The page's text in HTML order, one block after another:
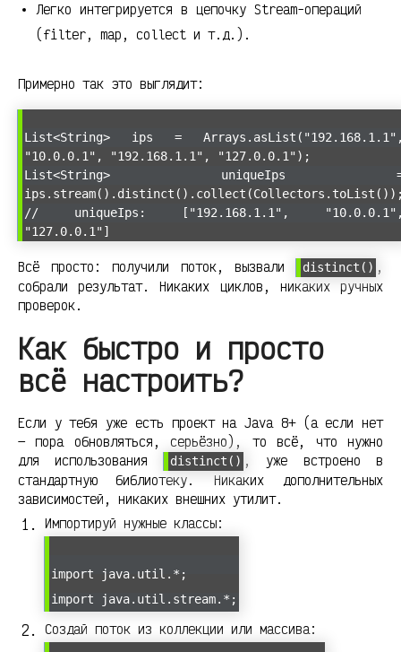
Легко интегрируется в цепочку Stream-операций
(filter, map, collect и т.д.).
Примерно так это выглядит:
List<String> ips =
"10.0.0.1", "192.168.1.1", "127.0.0.1");
List<String> uniqueIps
// uniqueIps: ["192.168.1.1",
"127.0.0.1"]
Всё просто: получили поток, вызвали distinct() ,
собрали результат. Никаких циклов, никаких ручных
проверок.
Как быстро и просто
всё настроить?
Если у тебя уже есть проект на Java 8+ (а если нет
— пора обновляться, серьёзно), то всё, что нужно
для использования
distinct() , уже встроено в
стандартную библиотеку. Никаких дополнительных
зависимостей, никаких внешних утилит.
Импортируй нужные классы:
import java.util.*;
import java.util.stream.*;
Создай поток из коллекции или массива: